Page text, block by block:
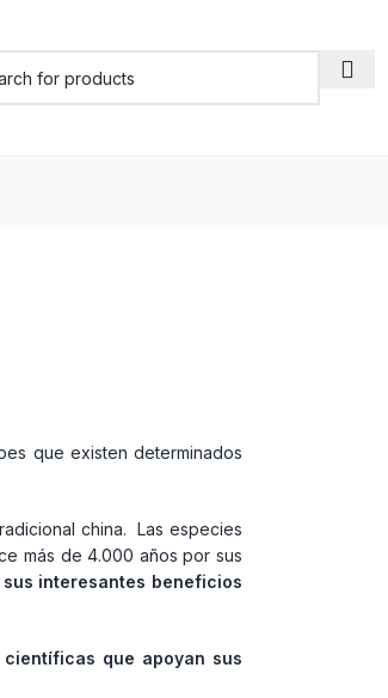
que existen determinados
china. Las especies
más de 4.000 años por sus
interesantes beneficios
que apoyan sus